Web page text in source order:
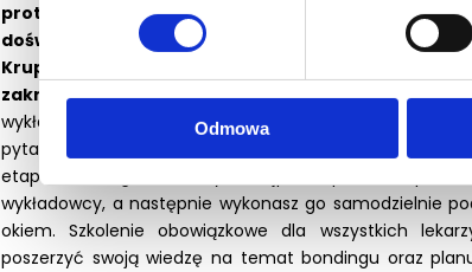
Odmowa
protokoły postępowania, stworzone na bazie
doświadczenia w wykonywaniu bondingu przez lek.
Krupińskiego, bazujące na najbardziej aktualnej
zakresie.Podczas szkolenia możesz zawsze liczyć na
wykładowcy. Na każdym etapie warsztatu
pytania oraz jasne wskazówki jak poprawić swój sposób
etapów zabiegu zobaczysz najpierw podczas pokazu
wykładowcy, a następnie wykonasz go samodzielnie
okiem. Szkolenie obowiązkowe dla wszystkich
poszerzyć swoją wiedzę na temat bondingu oraz